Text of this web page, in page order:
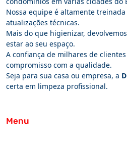
Nossa equipe é altamente
atualizações técnicas.
Mais do que higienizar,
estar ao seu espaço.
A confiança de milhares de
compromisso com a qualidade.
Seja para sua casa ou empresa, a
certa em limpeza profissional.
Menu